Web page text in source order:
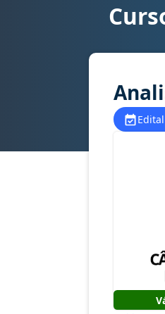
Curso para